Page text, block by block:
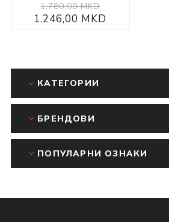
1.780,00 MKD
1.246,00 MKD
КАТЕГОРИИ
БРЕНДОВИ
ПОПУЛАРНИ ОЗНАКИ